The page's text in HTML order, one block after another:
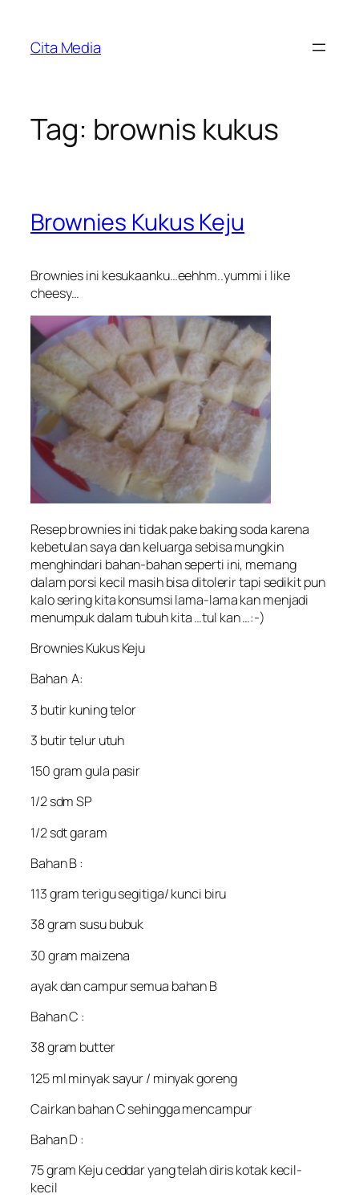
content
Cita Media
Tag: brownis kukus
Brownies Kukus Keju
Brownies ini kesukaanku…eehhm..yummi i like
cheesy…
Resep brownies ini tidak pake baking soda karena
kebetulan saya dan keluarga sebisa mungkin
menghindari bahan-bahan seperti ini, memang
dalam porsi kecil masih bisa ditolerir tapi sedikit pun
kalo sering kita konsumsi lama-lama kan menjadi
menumpuk dalam tubuh kita …tul kan …:-)
Brownies Kukus Keju
Bahan A:
3 butir kuning telor
3 butir telur utuh
150 gram gula pasir
1/2 sdm SP
1/2 sdt garam
Bahan B :
113 gram terigu segitiga/ kunci biru
38 gram susu bubuk
30 gram maizena
ayak dan campur semua bahan B
Bahan C :
38 gram butter
125 ml minyak sayur / minyak goreng
Cairkan bahan C sehingga mencampur
Bahan D :
75 gram Keju ceddar yang telah diris kotak kecil-
kecil